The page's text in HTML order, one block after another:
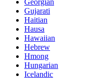
Georgian
Gujarati
Haitian
Hausa
Hawaiian
Hebrew
Hmong
Hungarian
Icelandic